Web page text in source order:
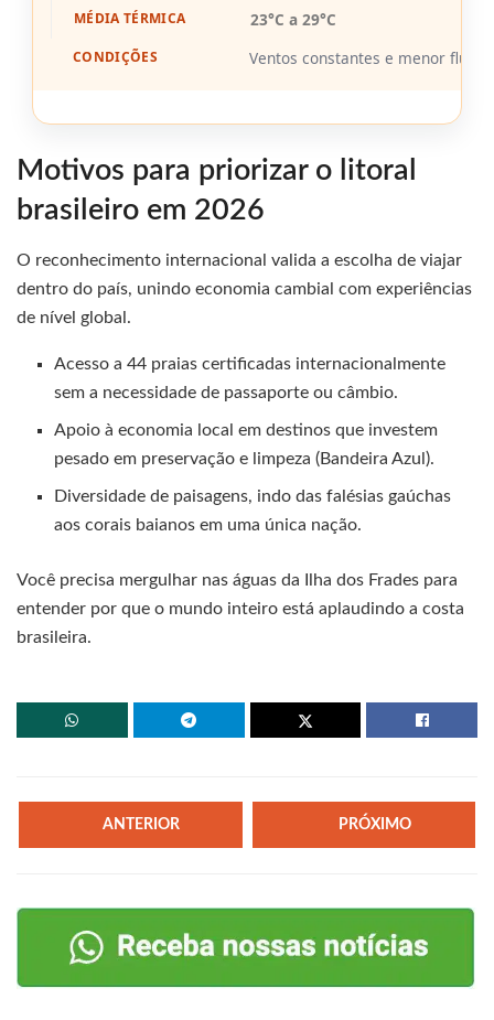
23°C a 29°C
Ventos constantes e menor
Motivos para priorizar o litoral
brasileiro em 2026
O reconhecimento internacional valida a escolha de viajar
dentro do país, unindo economia cambial com experiências
de nível global.
Acesso a 44 praias certificadas internacionalmente
sem a necessidade de passaporte ou câmbio.
Apoio à economia local em destinos que investem
pesado em preservação e limpeza (Bandeira Azul).
Diversidade de paisagens, indo das falésias gaúchas
aos corais baianos em uma única nação.
Você precisa mergulhar nas águas da Ilha dos Frades para
entender por que o mundo inteiro está aplaudindo a costa
brasileira.
ANTERIOR PRÓXIMO